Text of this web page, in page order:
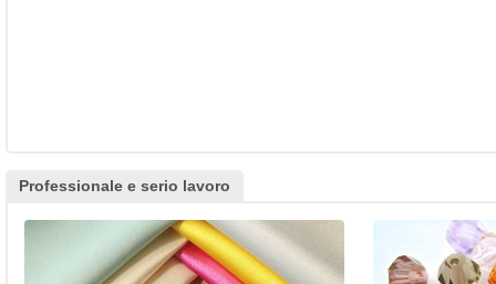
Professionale e serio lavoro